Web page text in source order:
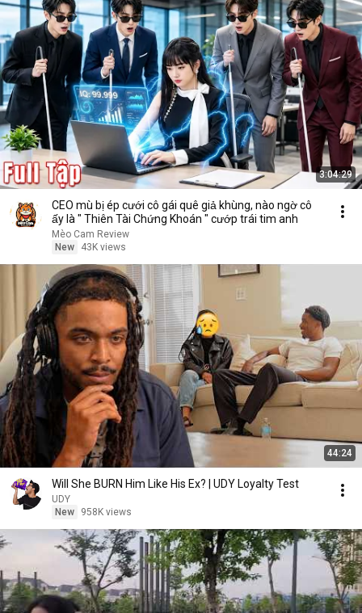
3:04:29
CEO mù bị ép cưới cô gái quê giả khùng, nào ngờ cô
ấy là " Thiên Tài Chứng Khoán " cướp trái tim anh
Mèo Cam Review
New
43K views
44:24
Will She BURN Him Like His Ex? | UDY Loyalty Test
UDY
New
958K views